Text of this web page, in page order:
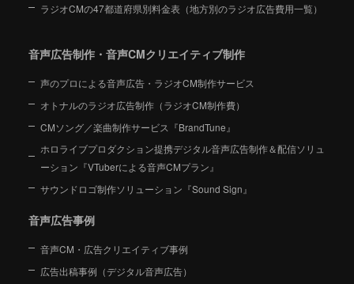
ラジオCMの47都道府県別料金表（地方別のラジオ広告費用一覧）
音声広告制作・音声CMクリエイティブ制作
声のプロによる音声広告・ラジオCM制作サービス
オトナルのラジオ広告制作（ラジオCM制作費）
CMソング／楽曲制作サービス『BrandTune』
ホロライブプロダクション提携デジタル音声広告制作＆配信ソリュ
ーション 『VTuberによる音声CMプラン』
サウンドロゴ制作ソリューション『Sound Sign』
音声広告事例
音声CM・広告クリエイティブ事例
広告出稿事例（デジタル音声広告）